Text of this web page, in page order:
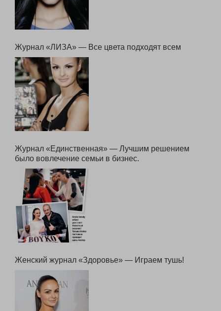
Журнал «ЛИЗА» — Все цвета подходят всем
Журнал «Единственная» — Лучшим решением
было вовлечение семьи в бизнес.
Женский журнал «Здоровье» — Играем тушь!